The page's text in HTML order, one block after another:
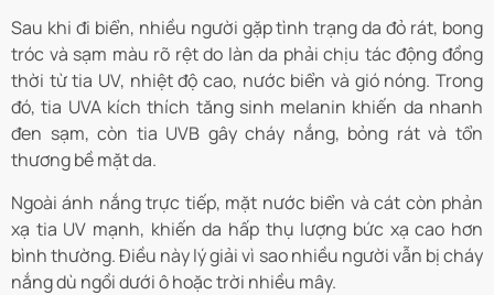
Sau khi đi biển, nhiều người gặp tình trạng da đỏ rát, bong
tróc và sạm màu rõ rệt do làn da phải chịu tác động đồng
thời từ tia UV, nhiệt độ cao, nước biển và gió nóng. Trong
đó, tia UVA kích thích tăng sinh melanin khiến da nhanh
đen sạm, còn tia UVB gây cháy nắng, bỏng rát và tổn
thương bề mặt da.
Ngoài ánh nắng trực tiếp, mặt nước biển và cát còn phản
xạ tia UV mạnh, khiến da hấp thụ lượng bức xạ cao hơn
bình thường. Điều này lý giải vì sao nhiều người vẫn bị cháy
nắng dù ngồi dưới ô hoặc trời nhiều mây.